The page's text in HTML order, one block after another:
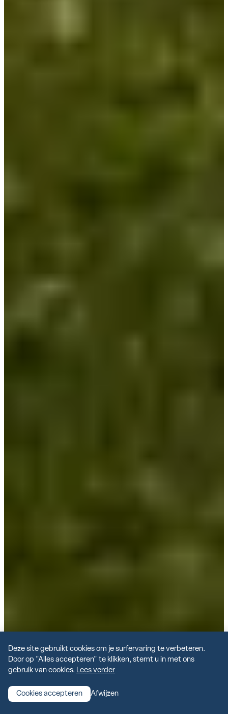
Deze site gebruikt cookies om je surfervaring te verbeteren.
Door op "Alles accepteren" te klikken, stemt u in met ons
gebruik van cookies. Lees verder
Cookies accepteren Afwijzen
PORTFOLIO